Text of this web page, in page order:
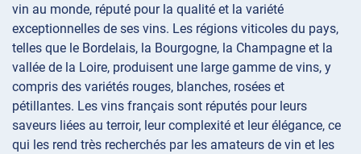
vin au monde, réputé pour la qualité et la variété
exceptionnelles de ses vins. Les régions viticoles du pays,
telles que le Bordelais, la Bourgogne, la Champagne et la
vallée de la Loire, produisent une large gamme de vins, y
compris des variétés rouges, blanches, rosées et
pétillantes. Les vins français sont réputés pour leurs
saveurs liées au terroir, leur complexité et leur élégance, ce
qui les rend très recherchés par les amateurs de vin et les